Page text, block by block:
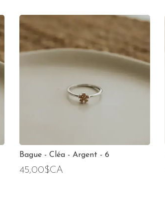
Bague - Cléa - Argent - 6
45,00$CA